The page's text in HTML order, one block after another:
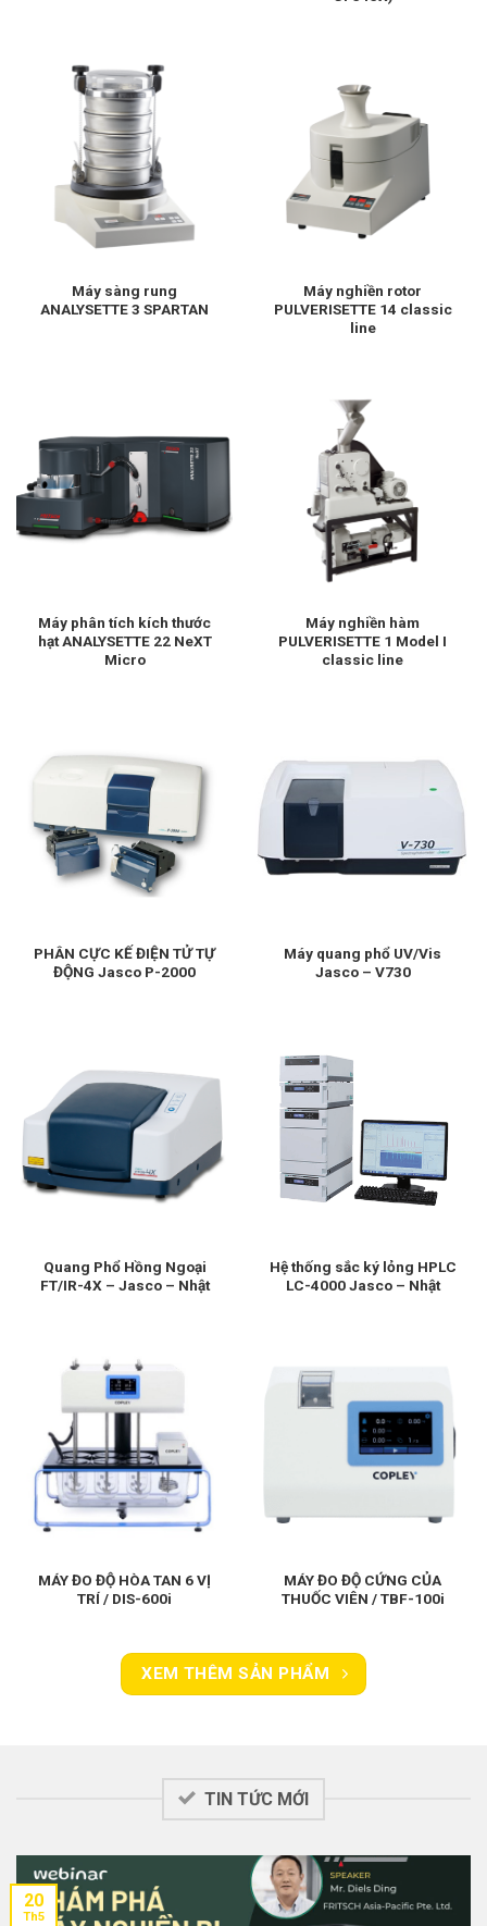
Máy sàng rung
ANALYSETTE 3 SPARTAN
Máy nghiền rotor
PULVERISETTE 14 classic
line
Máy phân tích kích thước
hạt ANALYSETTE 22 NeXT
Micro
Máy nghiền hàm
PULVERISETTE 1 Model I
classic line
PHÂN CỰC KẾ ĐIỆN TỬ TỰ
ĐỘNG Jasco P-2000
Máy quang phổ UV/Vis
Jasco – V730
Quang Phổ Hồng Ngoại
FT/IR-4X – Jasco – Nhật
Hệ thống sắc ký lỏng HPLC
LC-4000 Jasco – Nhật
MÁY ĐO ĐỘ HÒA TAN 6 VỊ
TRÍ / DIS-600i
MÁY ĐO ĐỘ CỨNG CỦA
THUỐC VIÊN / TBF-100i
XEM THÊM SẢN PHẨM
TIN TỨC MỚI
20
Th5